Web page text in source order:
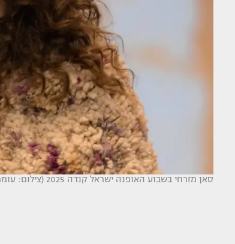
סאן מזרחי בשבוע האופנה ישראל קנדה 2025 (צילום: עומרי רוזנגרט)